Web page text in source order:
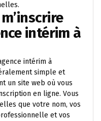
intérim à
intérim à
simple et
un site web où vous
en ligne. Vous
que votre nom, vos
et vos